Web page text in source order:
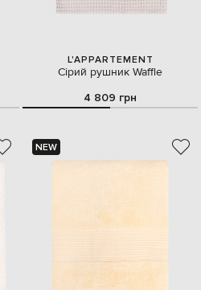
L'APPARTEMENT
Сірий рушник Waffle
4 809 грн
NEW